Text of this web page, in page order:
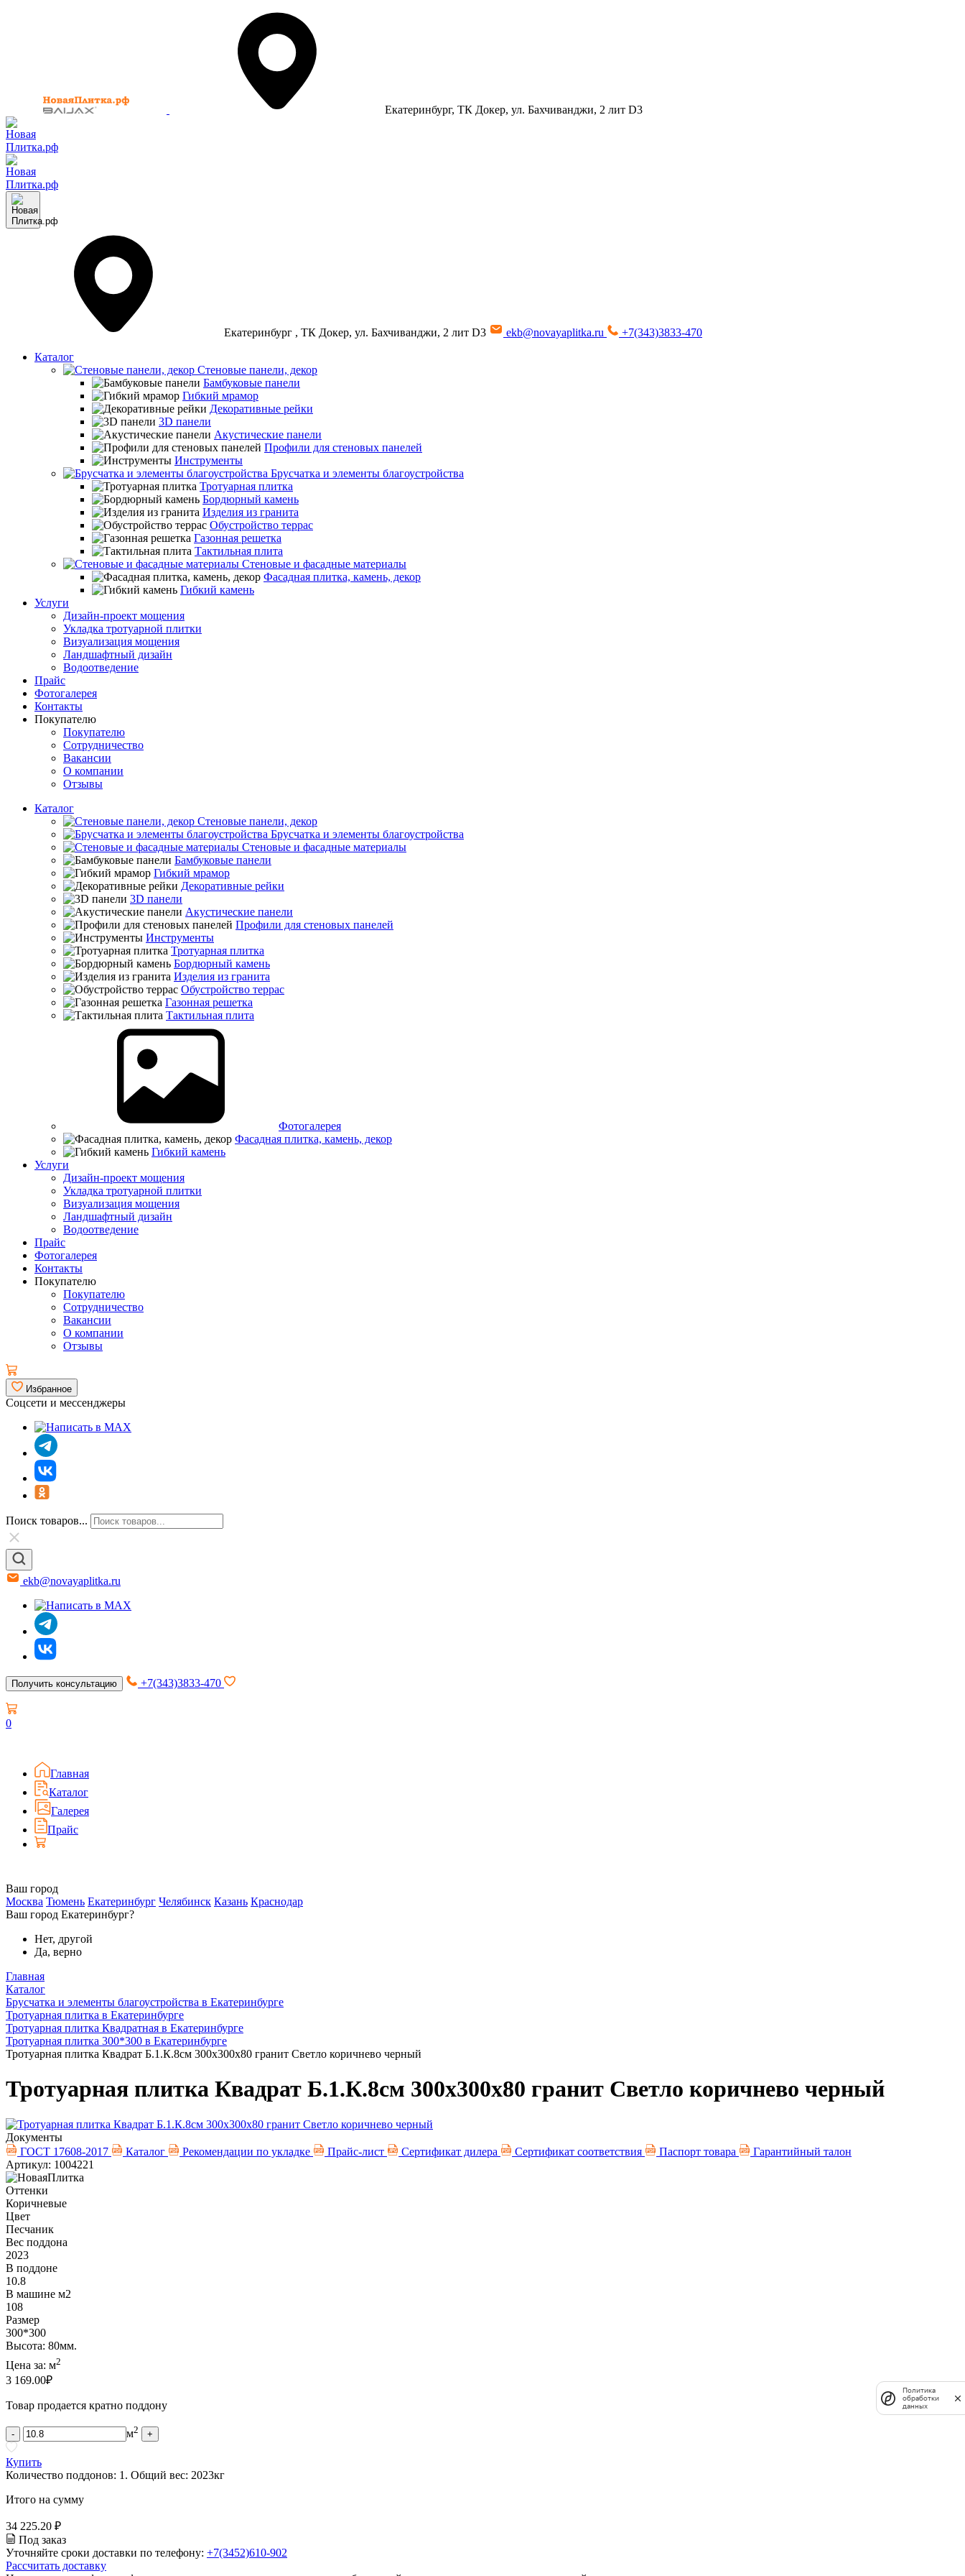
Екатеринбург, ТК Докер, ул. Бахчиванджи, 2 лит D3
Екатеринбург , ТК Докер, ул. Бахчиванджи, 2 лит D3 ekb@novayaplitka.ru
+7(343)3833-470
Каталог
Стеновые панели, декор
Бамбуковые панели
Гибкий мрамор
Декоративные рейки
3D панели
Акустические панели
Профили для стеновых панелей
Инструменты
Брусчатка и элементы благоустройства
Тротуарная плитка
Бордюрный камень
Изделия из гранита
Обустройство террас
Газонная решетка
Тактильная плита
Стеновые и фасадные материалы
Фасадная плитка, камень, декор
Гибкий камень
Услуги
Дизайн-проект мощения
Укладка тротуарной плитки
Визуализация мощения
Ландшафтный дизайн
Водоотведение
Прайс
Фотогалерея
Контакты
Покупателю
Покупателю
Сотрудничество
Вакансии
О компании
Отзывы
Каталог
Стеновые панели, декор
Брусчатка и элементы благоустройства
Стеновые и фасадные материалы
Бамбуковые панели
Гибкий мрамор
Декоративные рейки
3D панели
Акустические панели
Профили для стеновых панелей
Инструменты
Тротуарная плитка
Бордюрный камень
Изделия из гранита
Обустройство террас
Газонная решетка
Тактильная плита
Фотогалерея
Фасадная плитка, камень, декор
Гибкий камень
Услуги
Дизайн-проект мощения
Укладка тротуарной плитки
Визуализация мощения
Ландшафтный дизайн
Водоотведение
Прайс
Фотогалерея
Контакты
Покупателю
Покупателю
Сотрудничество
Вакансии
О компании
Отзывы
Избранное
Соцсети и мессенджеры
Поиск товаров...
ekb@novayaplitka.ru
Получить консультацию +7(343)3833-470
0
Главная
Каталог
Галерея
Прайс
Ваш город
Москва Тюмень Екатеринбург Челябинск Казань Краснодар
Ваш город Екатеринбург?
Нет, другой
Да, верно
Главная
Каталог
Брусчатка и элементы благоустройства в Екатеринбурге
Тротуарная плитка в Екатеринбурге
Тротуарная плитка Квадратная в Екатеринбурге
Тротуарная плитка 300*300 в Екатеринбурге
Тротуарная плитка Квадрат Б.1.К.8см 300х300х80 гранит Светло коричнево черный
Тротуарная плитка Квадрат Б.1.К.8см 300х300х80 гранит Светло коричнево черный
Документы
ГОСТ 17608-2017
Каталог Рекомендации по укладке Прайс-лист Сертификат дилера Сертификат соответствия Паспорт товара
Гарантийный талон
Артикул: 1004221
Оттенки
Коричневые
Цвет
Песчаник
Вес поддона
2023
В поддоне
10.8
В машине м2
108
Размер
300*300
Высота: 80мм.
Цена за: м2
3 169.00₽
Товар продается кратно поддону
- м2 +
Купить
Количество поддонов: 1 . Общий вес: 2023кг
Итого на сумму
34 225.20 ₽
Под заказ
Уточняйте сроки доставки по телефону: +7(3452)610-902
Рассчитать доставку
Политика
обработки
данных